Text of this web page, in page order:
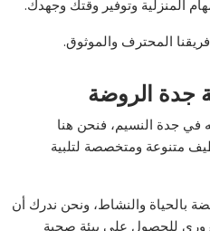
المنزلية وتوفير وقتك وجهدك.
المحترف والموثوق.
جدة الروضة
في جدة النسيم، فنحن هنا
متنوعة ومتخصصة لتلبية
بالحياة والنشاط، ونحن ندرك أن
للحصول على بيئة صحية